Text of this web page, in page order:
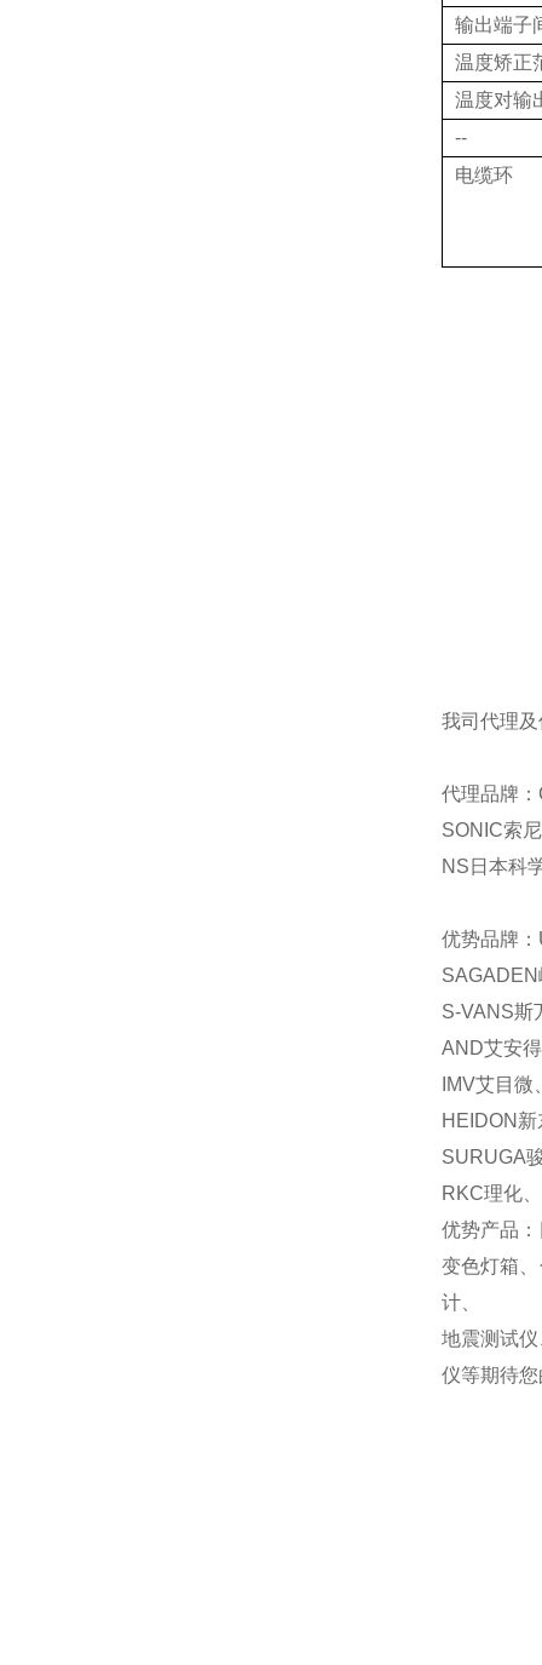
输出端子
温度矫正
温度对输
--
电缆环
我司代理
代理品牌
SONIC索
NS日本科
优势品牌
S-VANS斯
AND艾安
IMV艾目
HEIDON
SURUGA
RKC理化
优势产品
变色灯箱
计、
地震测试
仪等期待